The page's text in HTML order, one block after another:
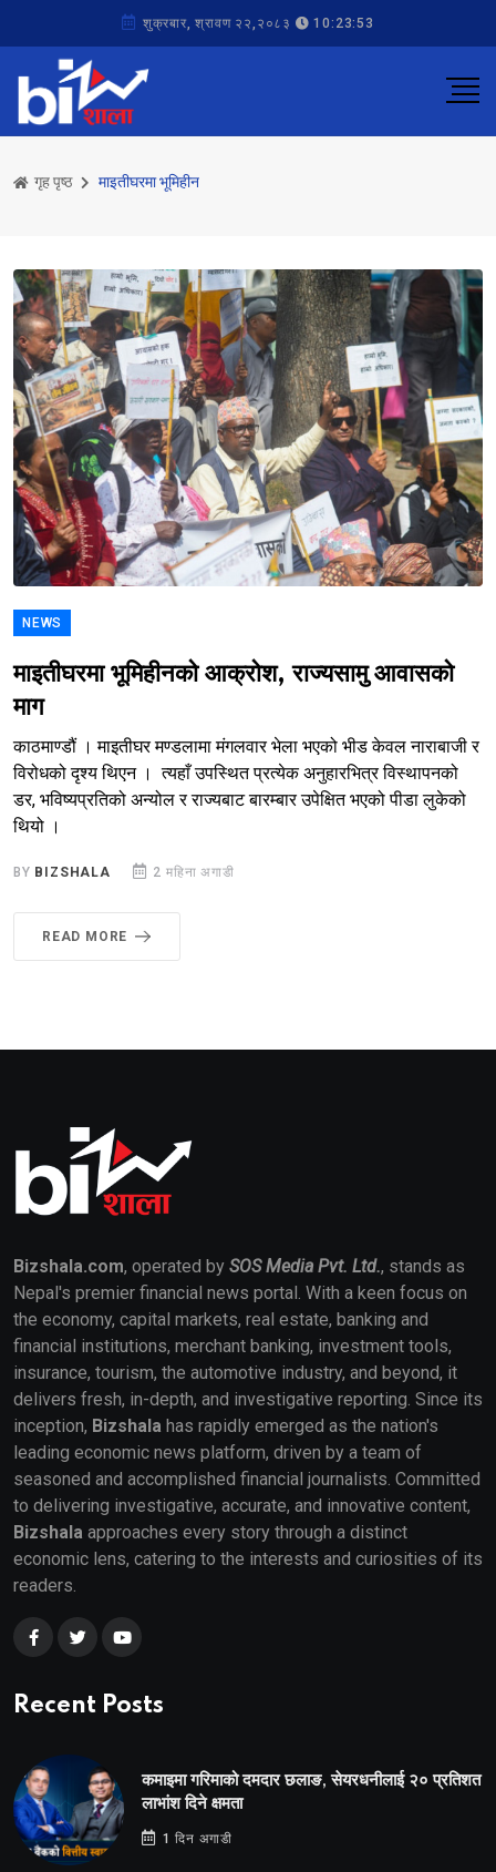
शुक्रबार, श्रावण २२,२०८३ 10:23:53
गृह पृष्ठ माइतीघरमा भूमिहीन
NEWS
माइतीघरमा भूमिहीनको आक्रोश, राज्यसामु आवासको
माग
काठमाण्डौं । माइतीघर मण्डलामा मंगलवार भेला भएको भीड केवल नाराबाजी र
विरोधको दृश्य थिएन । त्यहाँ उपस्थित प्रत्येक अनुहारभित्र विस्थापनको
डर, भविष्यप्रतिको अन्योल र राज्यबाट बारम्बार उपेक्षित भएको पीडा लुकेको
थियो ।
BY BIZSHALA 2 महिना अगाडी
READ MORE
Bizshala.com, operated by SOS Media Pvt. Ltd., stands as
Nepal's premier financial news portal. With a keen focus on
the economy, capital markets, real estate, banking and
financial institutions, merchant banking, investment tools,
insurance, tourism, the automotive industry, and beyond, it
delivers fresh, in-depth, and investigative reporting. Since its
inception, Bizshala has rapidly emerged as the nation's
leading economic news platform, driven by a team of
seasoned and accomplished financial journalists. Committed
to delivering investigative, accurate, and innovative content,
Bizshala approaches every story through a distinct
economic lens, catering to the interests and curiosities of its
readers.
Recent Posts
कमाइमा गरिमाको दमदार छलाङ, सेयरधनीलाई २० प्रतिशत
लाभांश दिने क्षमता
1 दिन अगाडी